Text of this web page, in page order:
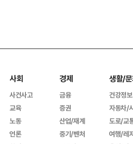
사회
사건사고
교육
노동
언론
경제
금융
증권
산업/재계
중기/벤처
생활/
건강정보
자동차/
도로/교
여행/레